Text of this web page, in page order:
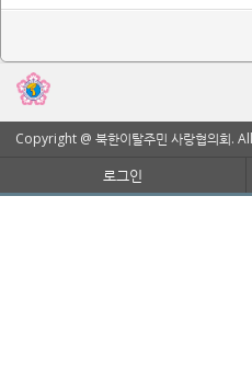
Copyright @ 북한이탈주민 사랑협의회.
로그인